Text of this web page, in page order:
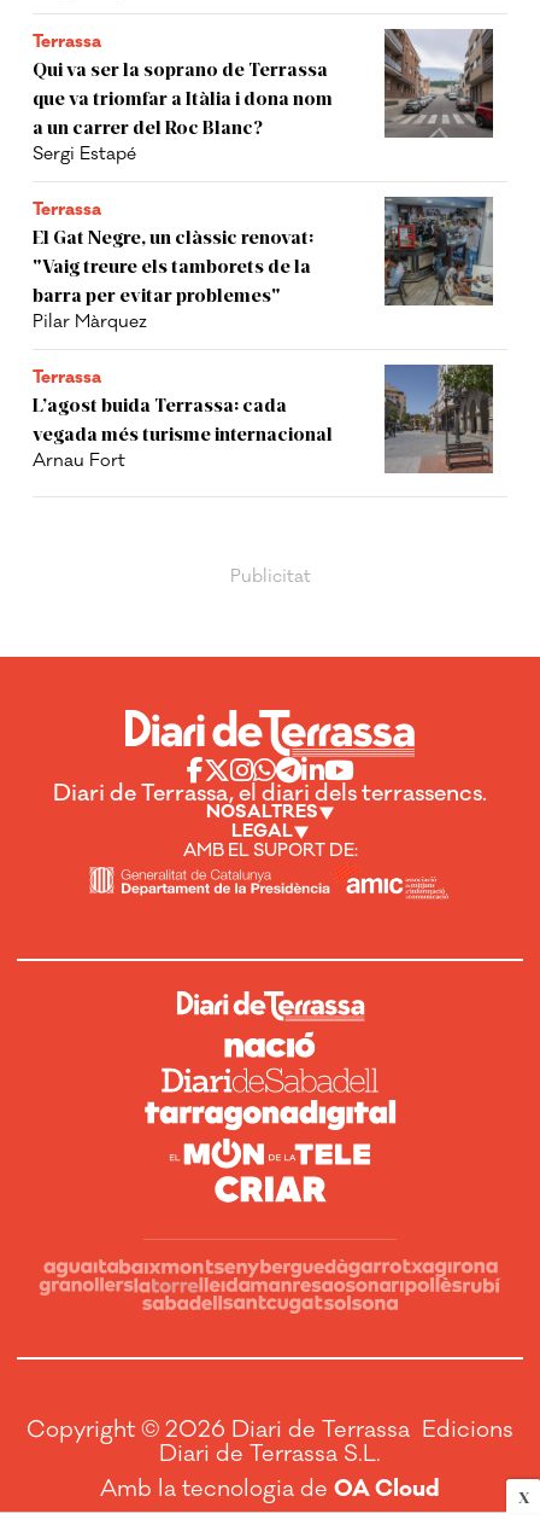
X
Terrassa
Qui va ser la soprano de Terrassa
que va triomfar a Itàlia i dona nom
a un carrer del Roc Blanc?
Sergi Estapé
Terrassa
El Gat Negre, un clàssic renovat:
"Vaig treure els tamborets de la
barra per evitar problemes"
Pilar Màrquez
Terrassa
L’agost buida Terrassa: cada
vegada més turisme internacional
Arnau Fort
Diari de Terrassa, el diari dels terrassencs.
NOSALTRES
LEGAL
AMB EL SUPORT DE:
Copyright © 2026 Diari de Terrassa Edicions
Diari de Terrassa S.L.
Amb la tecnologia de OA Cloud